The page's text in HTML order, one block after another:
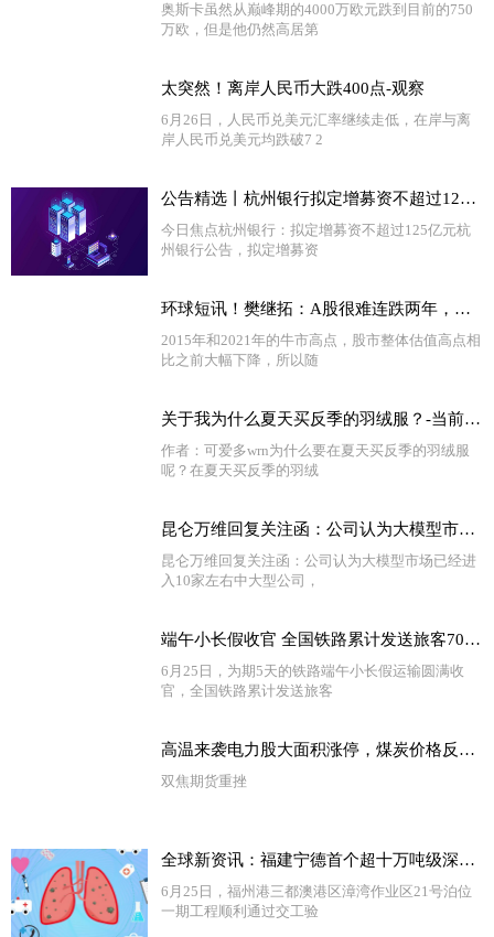
奥斯卡虽然从巅峰期的4000万欧元跌到目前的750
万欧，但是他仍然高居第
太突然！离岸人民币大跌400点-观察
6月26日，人民币兑美元汇率继续走低，在岸与离
岸人民币兑美元均跌破7 2
公告精选丨杭州银行拟定增募资不超过125亿元；昆仑万维回复关注函：股东借款安排让公司资金储备更加丰富
今日焦点杭州银行：拟定增募资不超过125亿元杭
州银行公告，拟定增募资
环球短讯！樊继拓：A股很难连跌两年，看好三季度股市
2015年和2021年的牛市高点，股市整体估值高点相
比之前大幅下降，所以随
关于我为什么夏天买反季的羽绒服？-当前热闻
作者：可爱多wrn为什么要在夏天买反季的羽绒服
呢？在夏天买反季的羽绒
昆仑万维回复关注函：公司认为大模型市场已经进入10家左右中大型公司 当前热闻
昆仑万维回复关注函：公司认为大模型市场已经进
入10家左右中大型公司，
端午小长假收官 全国铁路累计发送旅客7037.9万人次|报道
6月25日，为期5天的铁路端午小长假运输圆满收
官，全国铁路累计发送旅客
高温来袭电力股大面积涨停，煤炭价格反弹动力不足
双焦期货重挫
全球新资讯：福建宁德首个超十万吨级深水泊位通过交工验收
6月25日，福州港三都澳港区漳湾作业区21号泊位
一期工程顺利通过交工验